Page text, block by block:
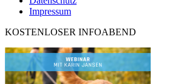
Impressum
KOSTENLOSER INFOABEND